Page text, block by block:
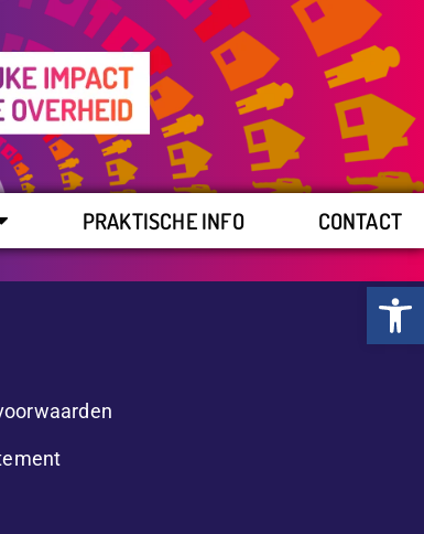
PRAKTISCHE INFO CONTACT